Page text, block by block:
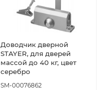
Доводчик дверной
STAYER, для дверей
массой до 40 кг, цвет
серебро
SM-00076862